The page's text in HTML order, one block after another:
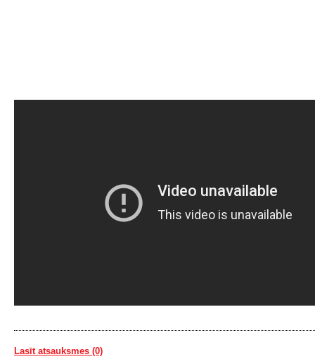
Lasīt atsauksmes (0)